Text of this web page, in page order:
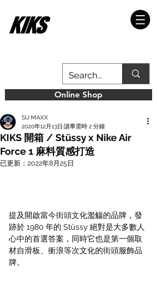
Online Shop
KIKS 開箱 / Stüssy x Nike Air
Force 1 麻料質感打造
SU MAXX
2020年12月13日 讀畢需時 2 分鐘
已更新： 2022年8月25日
提及 開啟當今街頭文化濫觴的品牌，發
跡於 1980 年的 Stüssy 絕對是大多數人
心中的首選答案，同時它也是第一個取
材自滑板、衝浪等次文化的街頭服飾品
牌。